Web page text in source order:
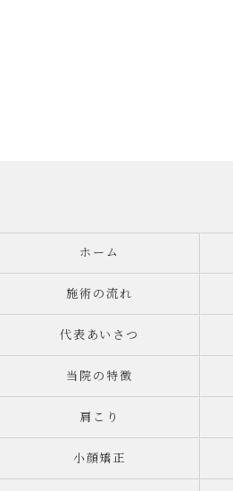
ホーム
施術の流れ
代表あいさつ
当院の特徴
肩こり
小顔矯正